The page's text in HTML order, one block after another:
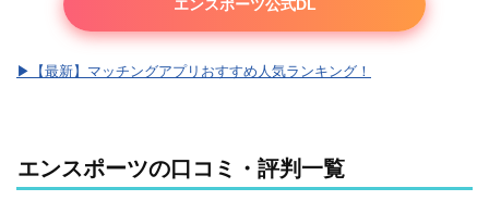
エンスポーツ公式DL
▶︎【最新】マッチングアプリおすすめ人気ランキング！
エンスポーツの口コミ・評判一覧